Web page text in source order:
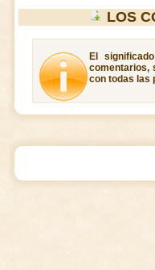
LOS
El
comentarios,
con todas las